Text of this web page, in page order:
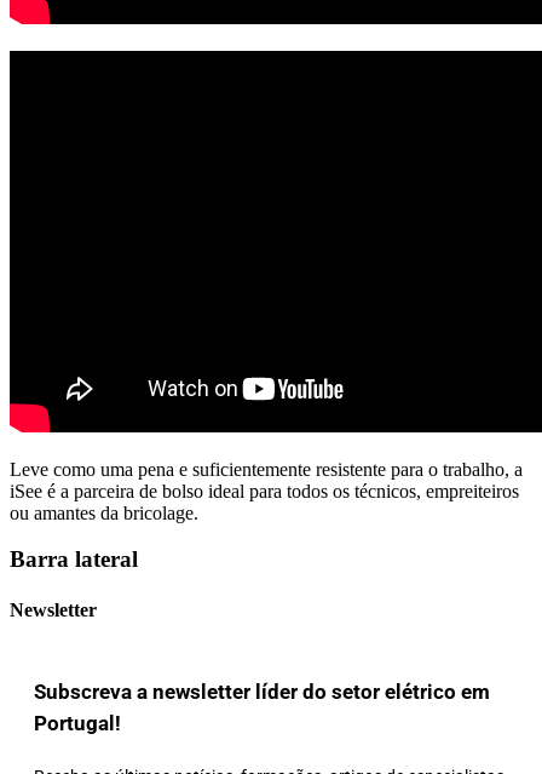
Leve como uma pena e suficientemente resistente para o trabalho, a
iSee é a parceira de bolso ideal para todos os técnicos, empreiteiros
ou amantes da bricolage.
Barra lateral
Newsletter
Subscreva a newsletter líder do setor elétrico em
Portugal!